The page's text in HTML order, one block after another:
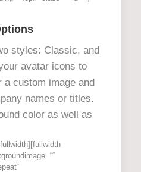
styles: Classic, and
avatar icons to
a custom image and
names or titles.
color as well as